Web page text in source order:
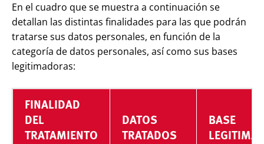
En el cuadro que se muestra a continuación se
detallan las distintas finalidades para las que podrán
tratarse sus datos personales, en función de la
categoría de datos personales, así como sus bases
legitimadoras:
FINALIDAD
DEL
TRATAMIENTO
DATOS
TRATADOS
BASE